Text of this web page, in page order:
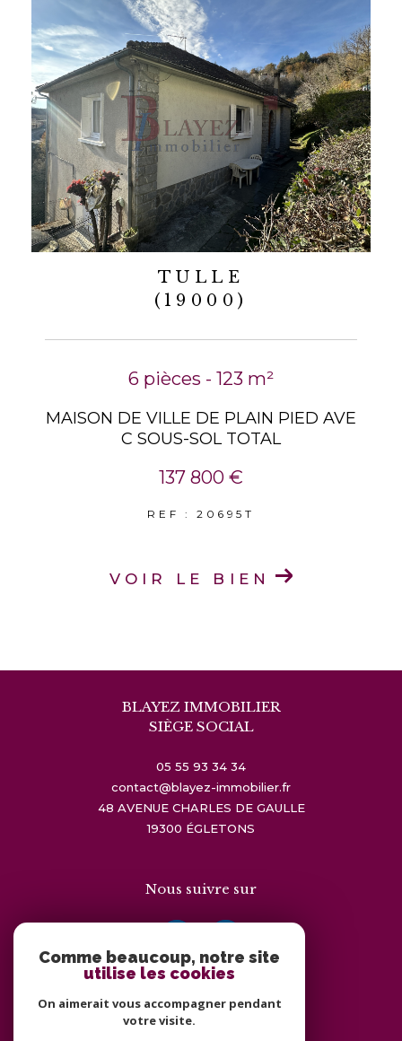
TULLE
(19000)
6 pièces - 123 m²
MAISON DE VILLE DE PLAIN PIED AVE
C SOUS-SOL TOTAL
137 800 €
REF : 20695T
VOIR LE BIEN
BLAYEZ IMMOBILIER
SIÈGE SOCIAL
05 55 93 34 34
contact@blayez-immobilier.fr
48 AVENUE CHARLES DE GAULLE
19300
ÉGLETONS
Nous suivre sur
Adhérents
Comme beaucoup, notre site
utilise les cookies
On aimerait vous accompagner pendant
votre visite.